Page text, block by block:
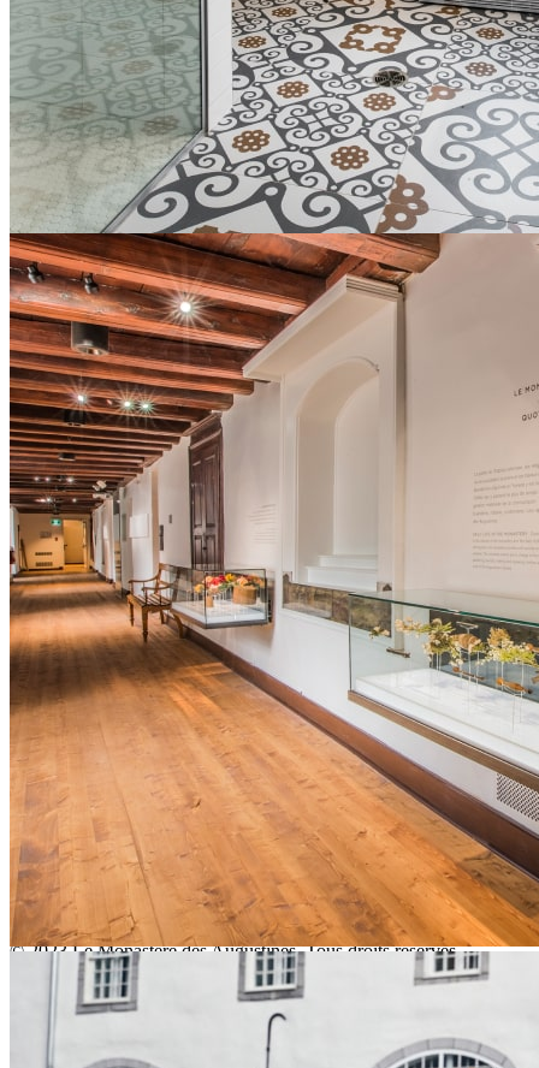
info@monastere.ca
Numéro d’enregistrement :272823
Le Monastère
À propos
Mission culturelle et sociale
Développement durable
Faire un donCe lien s'ouvrira dans une nouvelle fenêtre
Offres d’emploi
Partenariat et recherche
Blogue
Médias
Planifier ma visite
Foire aux questions
Transport en commun
Stationnement
Nous suivre
Ce lien s'ouvrira dans une nouvelle fenêtre
Ce lien s'ouvrira dans une nouvelle fenêtre
Ce lien s'ouvrira dans une nouvelle fenêtre
Ce lien s'ouvrira dans une nouvelle fenêtre
Ce lien s'ouvrira dans une nouvelle fenêtre
Faire partie de notre communauté
S’inscrire à l’infolettre
Nos politiques
Nétiquette
Création
iXmédiaCe lien s'ouvrira dans une nouvelle
fenêtre
© 2023 Le Monastère des Augustines. Tous droits réservés.